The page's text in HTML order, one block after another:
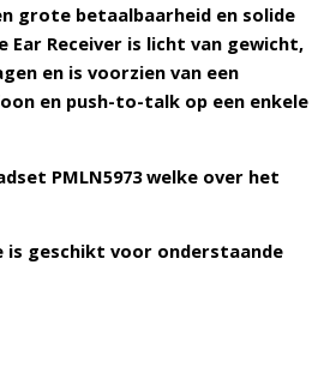
grote betaalbaarheid en solide
Ear Receiver is licht van gewicht,
en is voorzien van een
en push-to-talk op een enkele
PMLN5973 welke over het
is geschikt voor onderstaande